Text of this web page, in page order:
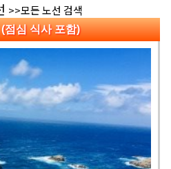
>>모든 노선 검색
점심 식사 포함)